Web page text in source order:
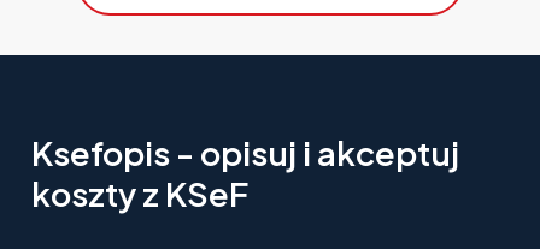
Ksefopis - opisuj i akceptuj
kosztyz KSeF